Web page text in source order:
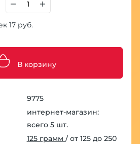
17 руб.
В корзину
9775
интернет-магазин:
всего 5 шт.
125 грамм / от 125 до 250